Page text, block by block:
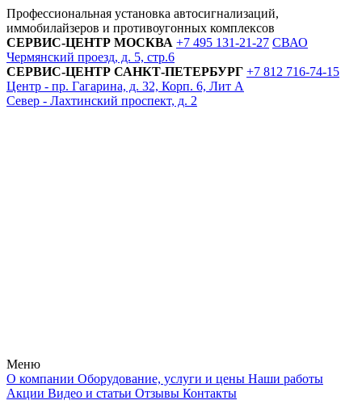
Профессиональная установка автосигнализаций,
иммобилайзеров и противоугонных комплексов
СЕРВИС-ЦЕНТР МОСКВА +7 495 131-21-27 СВАО
Чермянский проезд, д. 5, стр.6
СЕРВИС-ЦЕНТР САНКТ-ПЕТЕРБУРГ +7 812 716-74-15
Центр - пр. Гагарина, д. 32, Корп. 6, Лит А
Север - Лахтинский проспект, д. 2
Меню
О компании Оборудование, услуги и цены Наши работы
Акции Видео и статьи Отзывы Контакты